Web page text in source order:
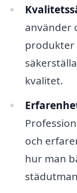
använder
produkter
kvalitet.
och
hur man